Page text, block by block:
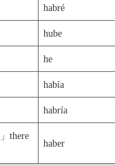
habré
hube
he
había
habría
there
haber